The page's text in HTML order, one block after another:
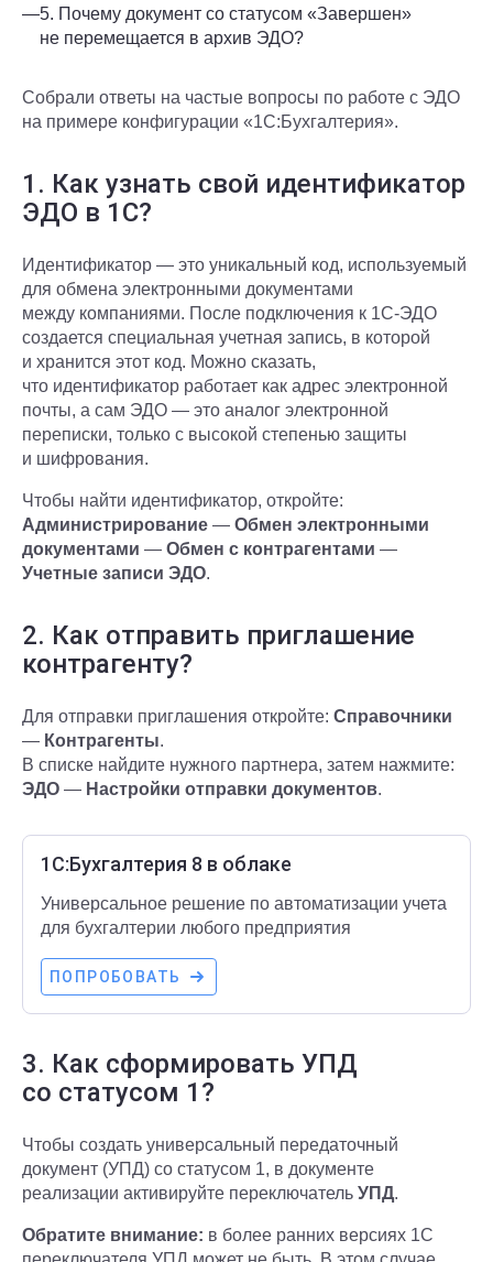
—5. Почему документ со статусом «Завершен»
не перемещается в архив ЭДО?
Собрали ответы на частые вопросы по работе с ЭДО
на примере конфигурации «1С:Бухгалтерия».
1. Как узнать свой идентификатор
ЭДО в 1С?
Идентификатор — это уникальный код, используемый
для обмена электронными документами
между компаниями. После подключения к 1С-ЭДО
создается специальная учетная запись, в которой
и хранится этот код. Можно сказать,
что идентификатор работает как адрес электронной
почты, а сам ЭДО — это аналог электронной
переписки, только с высокой степенью защиты
и шифрования.
Чтобы найти идентификатор, откройте:
Администрирование — Обмен электронными
документами — Обмен с контрагентами —
Учетные записи ЭДО.
2. Как отправить приглашение
контрагенту?
Для отправки приглашения откройте: Справочники
— Контрагенты.
В списке найдите нужного партнера, затем нажмите:
ЭДО — Настройки отправки документов.
1С:Бухгалтерия 8 в облаке
Универсальное решение по автоматизации учета
для бухгалтерии любого предприятия
ПОПРОБОВАТЬ
3. Как сформировать УПД
со статусом 1?
Чтобы создать универсальный передаточный
документ (УПД) со статусом 1, в документе
реализации активируйте переключатель УПД.
Обратите внимание: в более ранних версиях 1С